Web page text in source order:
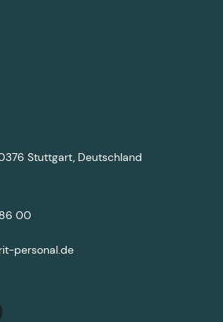
Stuttgart, Deutschland
00
personal.de